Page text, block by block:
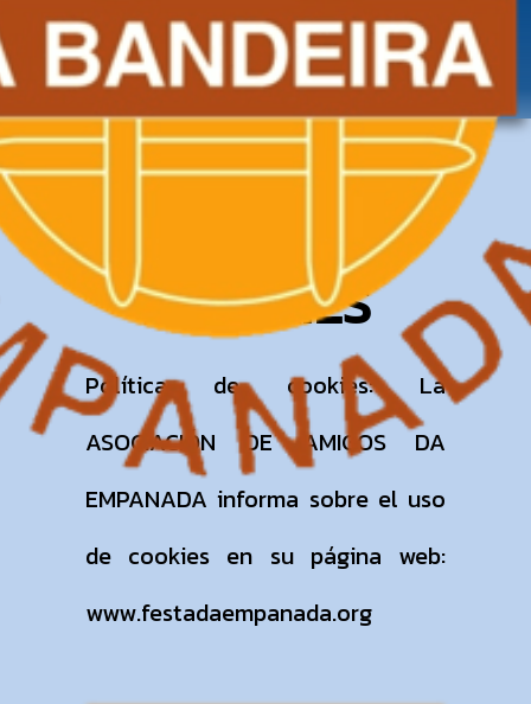
POLITICA DE
COOKIES
Política de cookies: La
ASOCIACIÓN DE AMIGOS DA
EMPANADA informa sobre el uso
de cookies en su página web:
www.festadaempanada.org